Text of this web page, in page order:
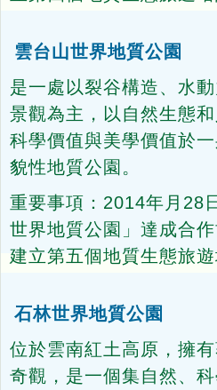
雲台山世界地質公園
是一處以裂谷構造、水
景觀為主，以自然生態
科學價值與美學價值於
貌性地質公園。
重要事項：2014年月28
世界地質公園」達成合
建立第五個地質生態旅遊
石林世界地質公園
位於雲南紅土高原，擁
奇觀，是一個集自然、